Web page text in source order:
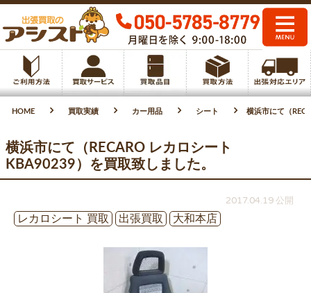
HOME 買取実績 カー用品 シート 横浜市にて（
横浜市にて（RECARO レカロシート
KBA90239）を買取致しました。
2017.04.19 公開
レカロシート 買取
出張買取 大和本店